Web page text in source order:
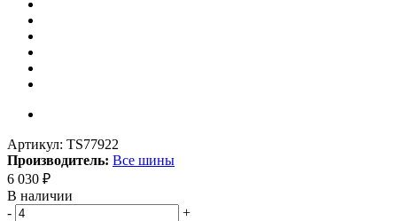
Артикул: TS77922
Производитель: Все шины
6 030 ₽
В наличии
-
+